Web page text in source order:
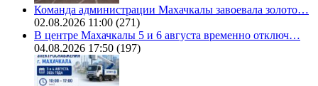
Команда администрации Махачкалы завоевала золото…
02.08.2026 11:00 (271)
В центре Махачкалы 5 и 6 августа временно отключ…
04.08.2026 17:50 (197)